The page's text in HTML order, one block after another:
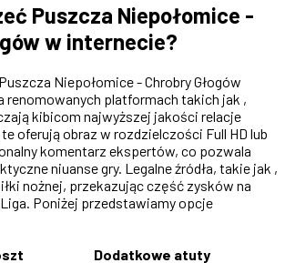
Puszcza Niepołomice -
w internecie?
Niepołomice - Chrobry Głogów
renomowanych platformach takich jak ,
kibicom najwyższej jakości relacje
oferują obraz w rozdzielczości Full HD lub
komentarz ekspertów, co pozwala
niuanse gry. Legalne źródła, takie jak ,
nożnej, przekazując część zysków na
Poniżej przedstawiamy opcje
Dodatkowe atuty